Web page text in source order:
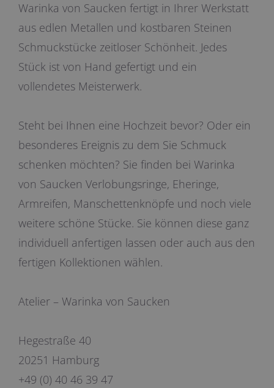
Warinka von Saucken fertigt in Ihrer Werkstatt
aus edlen Metallen und kostbaren Steinen
Schmuckstücke zeitloser Schönheit. Jedes
Stück ist von Hand gefertigt und ein
vollendetes Meisterwerk.
Steht bei Ihnen eine Hochzeit bevor? Oder ein
besonderes Ereignis zu dem Sie Schmuck
schenken möchten? Sie finden bei Warinka
von Saucken Verlobungsringe, Eheringe,
Armreifen, Manschettenknöpfe und noch viele
weitere schöne Stücke. Sie können diese ganz
individuell anfertigen lassen oder auch aus den
fertigen Kollektionen wählen.
Atelier – Warinka von Saucken
Hegestraße 40
20251 Hamburg
+49 (0) 40 46 39 47